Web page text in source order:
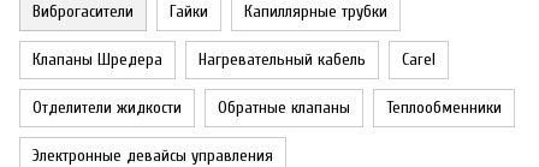
Виброгасители Гайки Капиллярные трубки
Клапаны Шредера Нагревательный кабель Carel
Отделители жидкости Обратные клапаны Теплообменники
Электронные девайсы управления